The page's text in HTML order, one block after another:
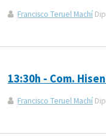
Francisco Teruel Machí
13:30h - Com.
Francisco Teruel Machí